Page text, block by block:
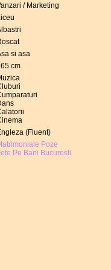
/ Marketing
si asa
cm
(Fluent)
Poze
Pe Bani Bucuresti